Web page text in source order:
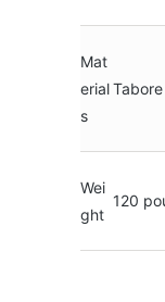
Mat
erial
s
Wei
ght
120